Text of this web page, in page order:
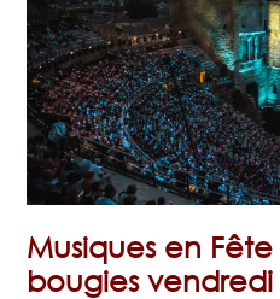
Musiques en Fête
bougies vendredi